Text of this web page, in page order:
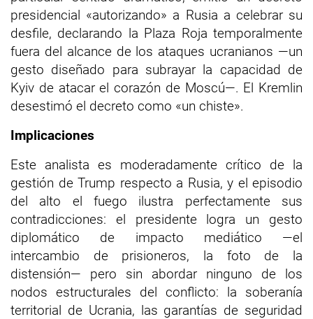
presidencial «autorizando» a Rusia a celebrar su
desfile, declarando la Plaza Roja temporalmente
fuera del alcance de los ataques ucranianos —un
gesto diseñado para subrayar la capacidad de
Kyiv de atacar el corazón de Moscú—. El Kremlin
desestimó el decreto como «un chiste».
Implicaciones
Este analista es moderadamente crítico de la
gestión de Trump respecto a Rusia, y el episodio
del alto el fuego ilustra perfectamente sus
contradicciones: el presidente logra un gesto
diplomático de impacto mediático —el
intercambio de prisioneros, la foto de la
distensión— pero sin abordar ninguno de los
nodos estructurales del conflicto: la soberanía
territorial de Ucrania, las garantías de seguridad